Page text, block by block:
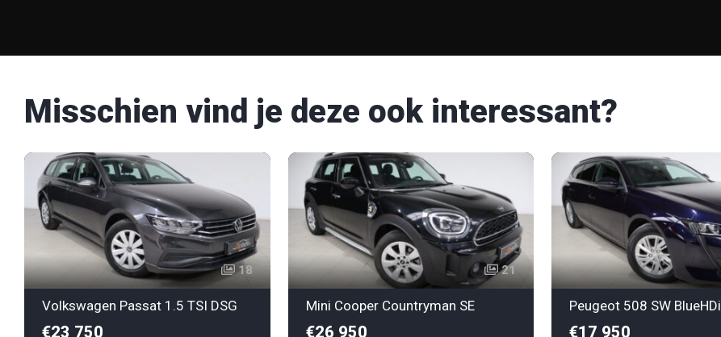
Misschien vind je deze ook interessant?
18
Volkswagen Passat 1.5 TSI DSG
€23 750
21
Mini Cooper Countryman SE
€26 950
Peugeot 508 SW BlueHDi
€17 950